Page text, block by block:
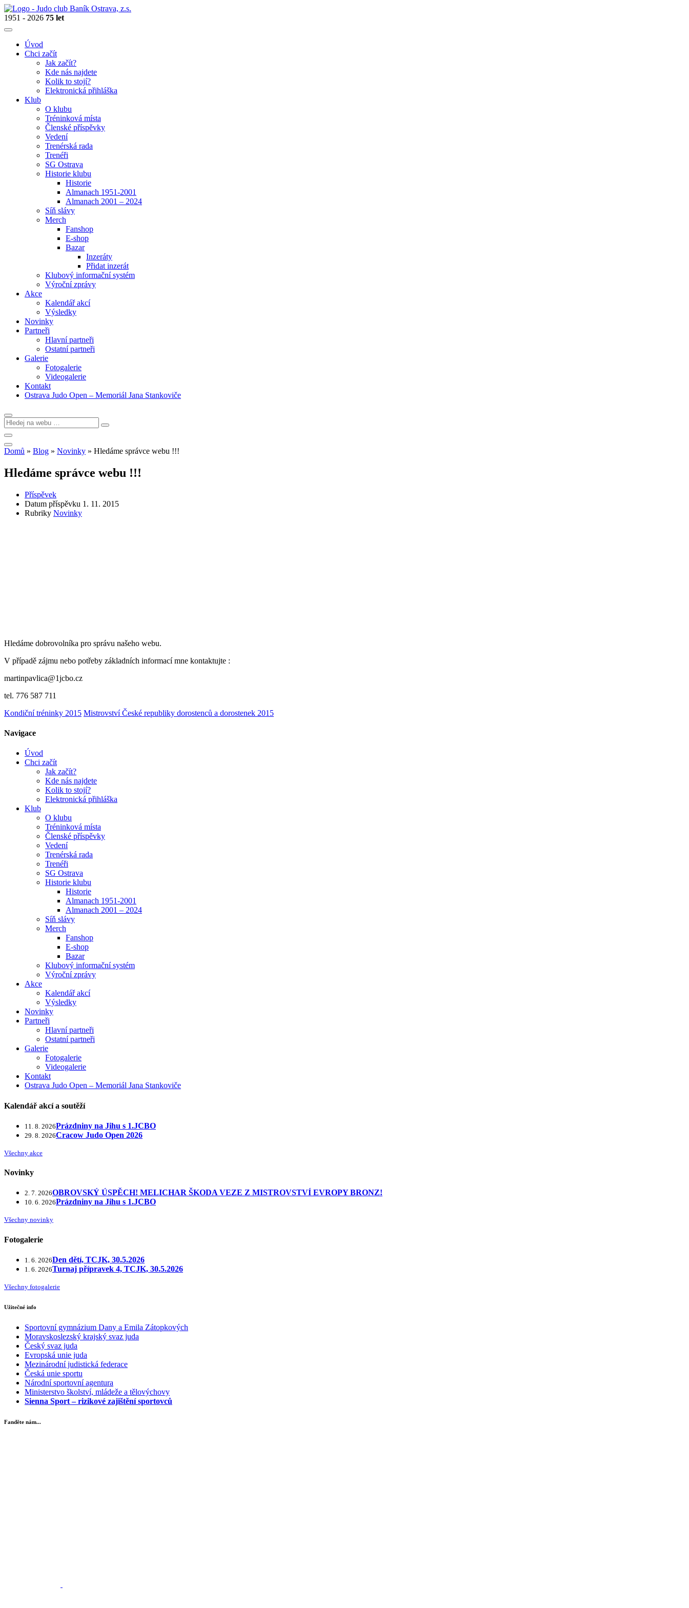
1951 - 2026 75 let
Úvod
Chci začít
Jak začít?
Kde nás najdete
Kolik to stojí?
Elektronická přihláška
Klub
O klubu
Tréninková místa
Členské příspěvky
Vedení
Trenérská rada
Trenéři
SG Ostrava
Historie klubu
Historie
Almanach 1951-2001
Almanach 2001 – 2024
Síň slávy
Merch
Fanshop
E-shop
Bazar
Inzeráty
Přidat inzerát
Klubový informační systém
Výroční zprávy
Akce
Kalendář akcí
Výsledky
Novinky
Partneři
Hlavní partneři
Ostatní partneři
Galerie
Fotogalerie
Videogalerie
Kontakt
Ostrava Judo Open – Memoriál Jana Stankoviče
Domů » Blog » Novinky » Hledáme správce webu !!!
Hledáme správce webu !!!
Příspěvek
Datum příspěvku 1. 11. 2015
Rubriky Novinky
Hledáme dobrovolníka pro správu našeho webu.
V případě zájmu nebo potřeby základních informací mne kontaktujte :
martinpavlica@1jcbo.cz
tel. 776 587 711
Kondiční tréninky 2015 Mistrovství České republiky dorostenců a dorostenek 2015
Navigace
Úvod
Chci začít
Jak začít?
Kde nás najdete
Kolik to stojí?
Elektronická přihláška
Klub
O klubu
Tréninková místa
Členské příspěvky
Vedení
Trenérská rada
Trenéři
SG Ostrava
Historie klubu
Historie
Almanach 1951-2001
Almanach 2001 – 2024
Síň slávy
Merch
Fanshop
E-shop
Bazar
Klubový informační systém
Výroční zprávy
Akce
Kalendář akcí
Výsledky
Novinky
Partneři
Hlavní partneři
Ostatní partneři
Galerie
Fotogalerie
Videogalerie
Kontakt
Ostrava Judo Open – Memoriál Jana Stankoviče
Kalendář akcí a soutěží
11. 8. 2026Prázdniny na Jihu s 1.JCBO
29. 8. 2026Cracow Judo Open 2026
Všechny akce
Novinky
2. 7. 2026OBROVSKÝ ÚSPĚCH! MELICHAR ŠKODA VEZE Z MISTROVSTVÍ EVROPY BRONZ!
10. 6. 2026Prázdniny na Jihu s 1.JCBO
Všechny novinky
Fotogalerie
1. 6. 2026Den dětí, TCJK, 30.5.2026
1. 6. 2026Turnaj přípravek 4, TCJK, 30.5.2026
Všechny fotogalerie
Užitečné info
Sportovní gymnázium Dany a Emila Zátopkových
Moravskoslezský krajský svaz juda
Český svaz juda
Evropská unie juda
Mezinárodní judistická federace
Česká unie sportu
Národní sportovní agentura
Ministerstvo školství, mládeže a tělovýchovy
Sienna Sport – rizikové zajištění sportovců
Fanděte nám...